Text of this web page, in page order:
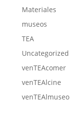
Materiales
museos
TEA
Uncategorized
venTEAcomer
venTEAlcine
venTEAlmuseo